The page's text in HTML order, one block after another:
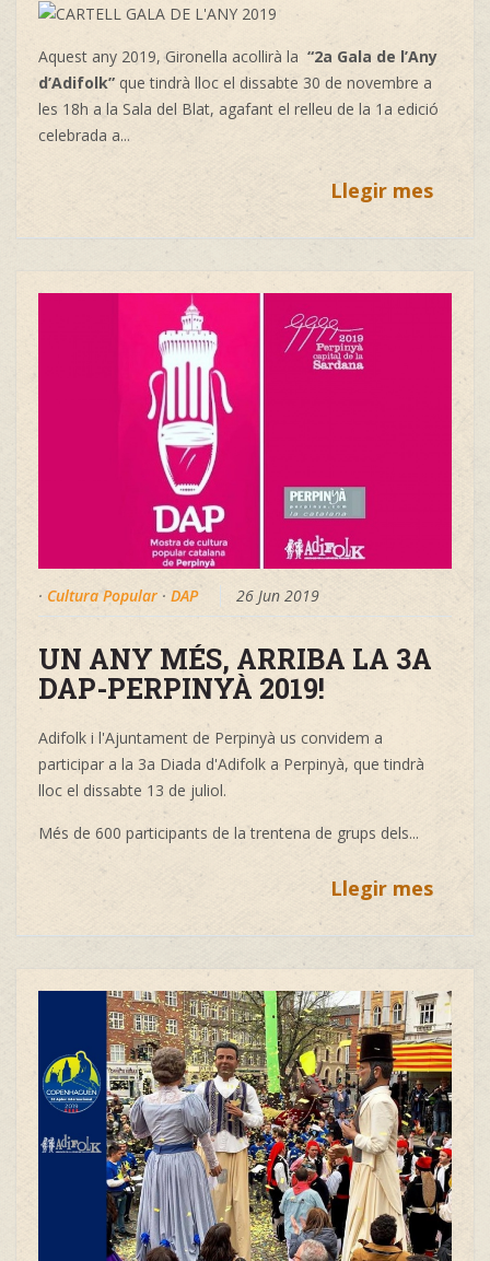
Aquest any 2019, Gironella acollirà la “2a Gala de l’Any
d’Adifolk” que tindrà lloc el dissabte 30 de novembre a
les 18h a la Sala del Blat, agafant el relleu de la 1a edició
celebrada a...
Llegir mes
· Cultura Popular · DAP 26 Jun 2019
UN ANY MÉS, ARRIBA LA 3A
DAP-PERPINYÀ 2019!
Adifolk i l'Ajuntament de Perpinyà us convidem a
participar a la 3a Diada d'Adifolk a Perpinyà, que tindrà
lloc el dissabte 13 de juliol.
Més de 600 participants de la trentena de grups dels...
Llegir mes